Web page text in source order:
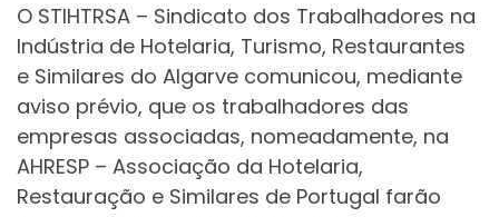
O STIHTRSA – Sindicato dos Trabalhadores na
Indústria de Hotelaria, Turismo, Restaurantes
e Similares do Algarve comunicou, mediante
aviso prévio, que os trabalhadores das
empresas associadas, nomeadamente, na
AHRESP – Associação da Hotelaria,
Restauração e Similares de Portugal farão